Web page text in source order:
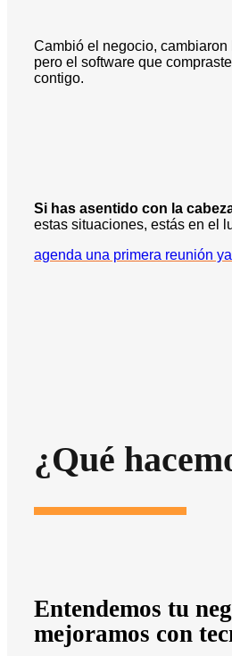
Cambió el negocio, cambiaron
pero el software que
contigo.
Si has asentido con la
estas situaciones, estás en el
agenda una primera reunión
¿Qué
Entendemos tu
mejoramos con